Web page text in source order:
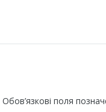
Обов’язкові поля